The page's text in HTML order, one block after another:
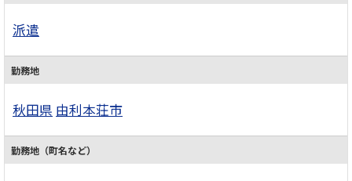
派遣
勤務地
秋田県 由利本荘市
勤務地（町名など）